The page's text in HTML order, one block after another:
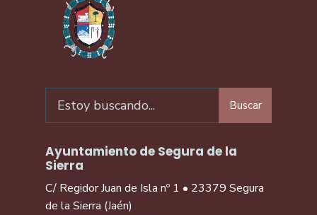
Buscar
Ayuntamiento de Segura de la
Sierra
C/ Regidor Juan de Isla nº 1 • 23379 Segura
de la Sierra (Jaén)